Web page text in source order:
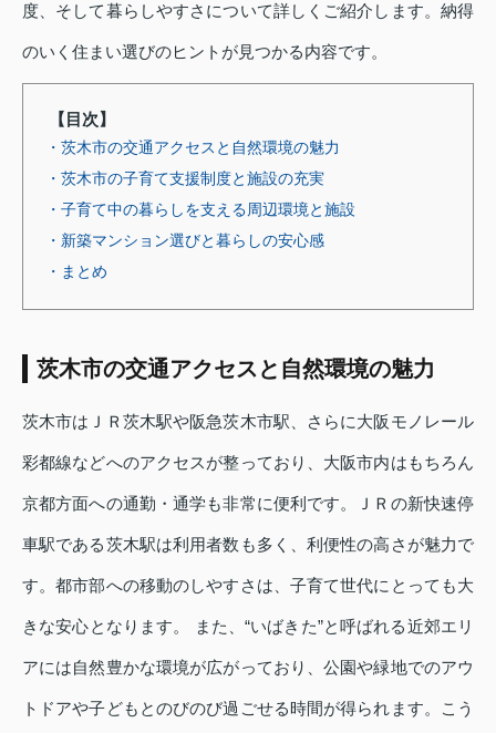
度、そして暮らしやすさについて詳しくご紹介します。納得
のいく住まい選びのヒントが見つかる内容です。
【目次】
・茨木市の交通アクセスと自然環境の魅力
・茨木市の子育て支援制度と施設の充実
・子育て中の暮らしを支える周辺環境と施設
・新築マンション選びと暮らしの安心感
・まとめ
茨木市の交通アクセスと自然環境の魅力
茨木市はＪＲ茨木駅や阪急茨木市駅、さらに大阪モノレール
彩都線などへのアクセスが整っており、大阪市内はもちろん
京都方面への通勤・通学も非常に便利です。ＪＲの新快速停
車駅である茨木駅は利用者数も多く、利便性の高さが魅力で
す。都市部への移動のしやすさは、子育て世代にとっても大
きな安心となります。 また、“いばきた”と呼ばれる近郊エリ
アには自然豊かな環境が広がっており、公園や緑地でのアウ
トドアや子どもとのびのび過ごせる時間が得られます。こう